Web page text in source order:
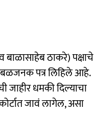
बाळासाहेब ठाकरे) पक्षाचे
पत्र लिहिले आहे.
जाहीर धमकी दिल्याचा
जावं लागेल, असा